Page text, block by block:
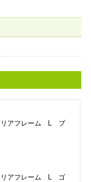
リアフレーム L ブ
リアフレーム L ゴ